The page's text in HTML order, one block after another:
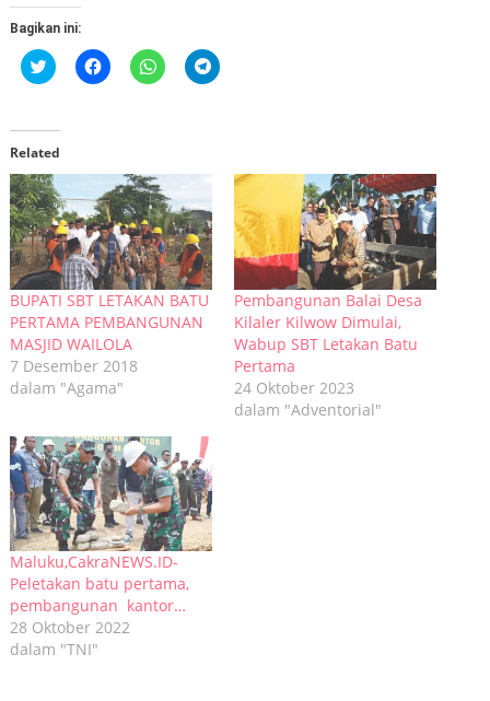
Bagikan ini:
Klik
untuk
di
jendela
yang
baru)
Klik
untuk
baru)
Klik
untuk
baru)
Klik
untuk
baru)
Related
BUPATI SBT LETAKAN BATU
PERTAMA PEMBANGUNAN
MASJID WAILOLA
7 Desember 2018
dalam "Agama"
Pembangunan Balai Desa
Kilaler Kilwow Dimulai,
Wabup SBT Letakan Batu
Pertama
24 Oktober 2023
dalam "Adventorial"
Maluku,CakraNEWS.ID-
Peletakan batu pertama,
pembangunan kantor…
28 Oktober 2022
dalam "TNI"